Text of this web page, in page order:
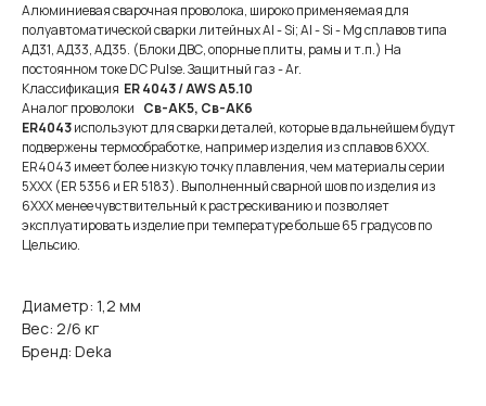
Алюминиевая сварочная проволока, широко применяемая для
полуавтоматической сварки литейных Al - Si; Al - Si - Mg сплавов типа
АД31, АД33, АД35. (Блоки ДВС, опорные плиты, рамы и т.п.) На
постоянном токе DC Pulse. Защитный газ - Ar.
Классификация ER 4043 / AWS A5.10
Аналог проволоки Св-АК5, Св-АК6
ER4043используют для сварки деталей, которые в дальнейшем будут
подвержены термообработке, например изделия из сплавов 6ХХХ.
ER4043 имеет более низкую точку плавления, чем материалы серии
5ХХХ (ER 5356 и ER 5183). Выполненный сварной шов по изделия из
6ХХХ менее чувствительный к растрескиванию и позволяет
эксплуатировать изделие при температуре больше 65 градусов по
Цельсию.
Диаметр: 1,2 мм
Вес: 2/6 кг
Бренд: Deka